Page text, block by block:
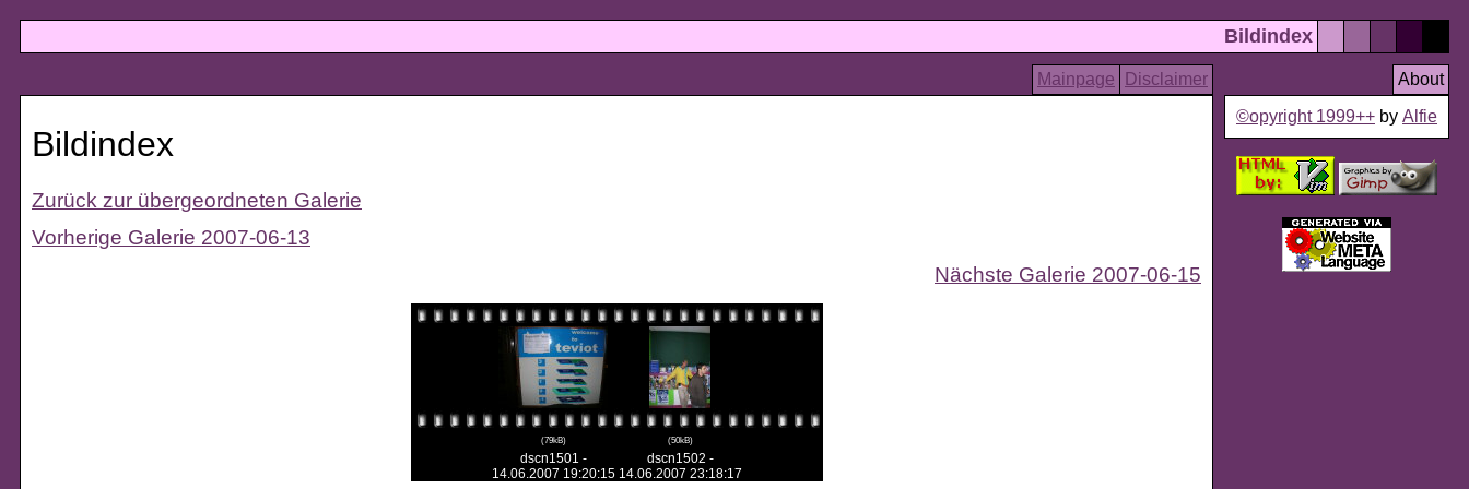
Bildindex
Mainpage Disclaimer
Bildindex
Zurück zur übergeordneten Galerie
Vorherige Galerie 2007-06-13
Nächste Galerie 2007-06-15
(79kB) (50kB)
dscn1501 -
14.06.2007 19:20:15
dscn1502 -
14.06.2007 23:18:17
About
©opyright 1999++ by Alfie